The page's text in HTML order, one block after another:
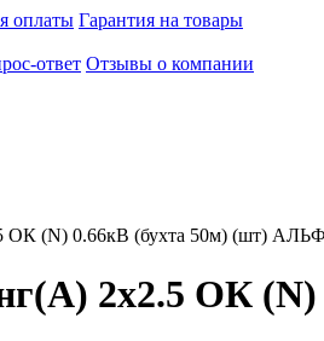
оплаты Гарантия на товары
ответ Отзывы о компании
ОК (N) 0.66кВ (бухта 50м) (шт)
2х2.5 ОК